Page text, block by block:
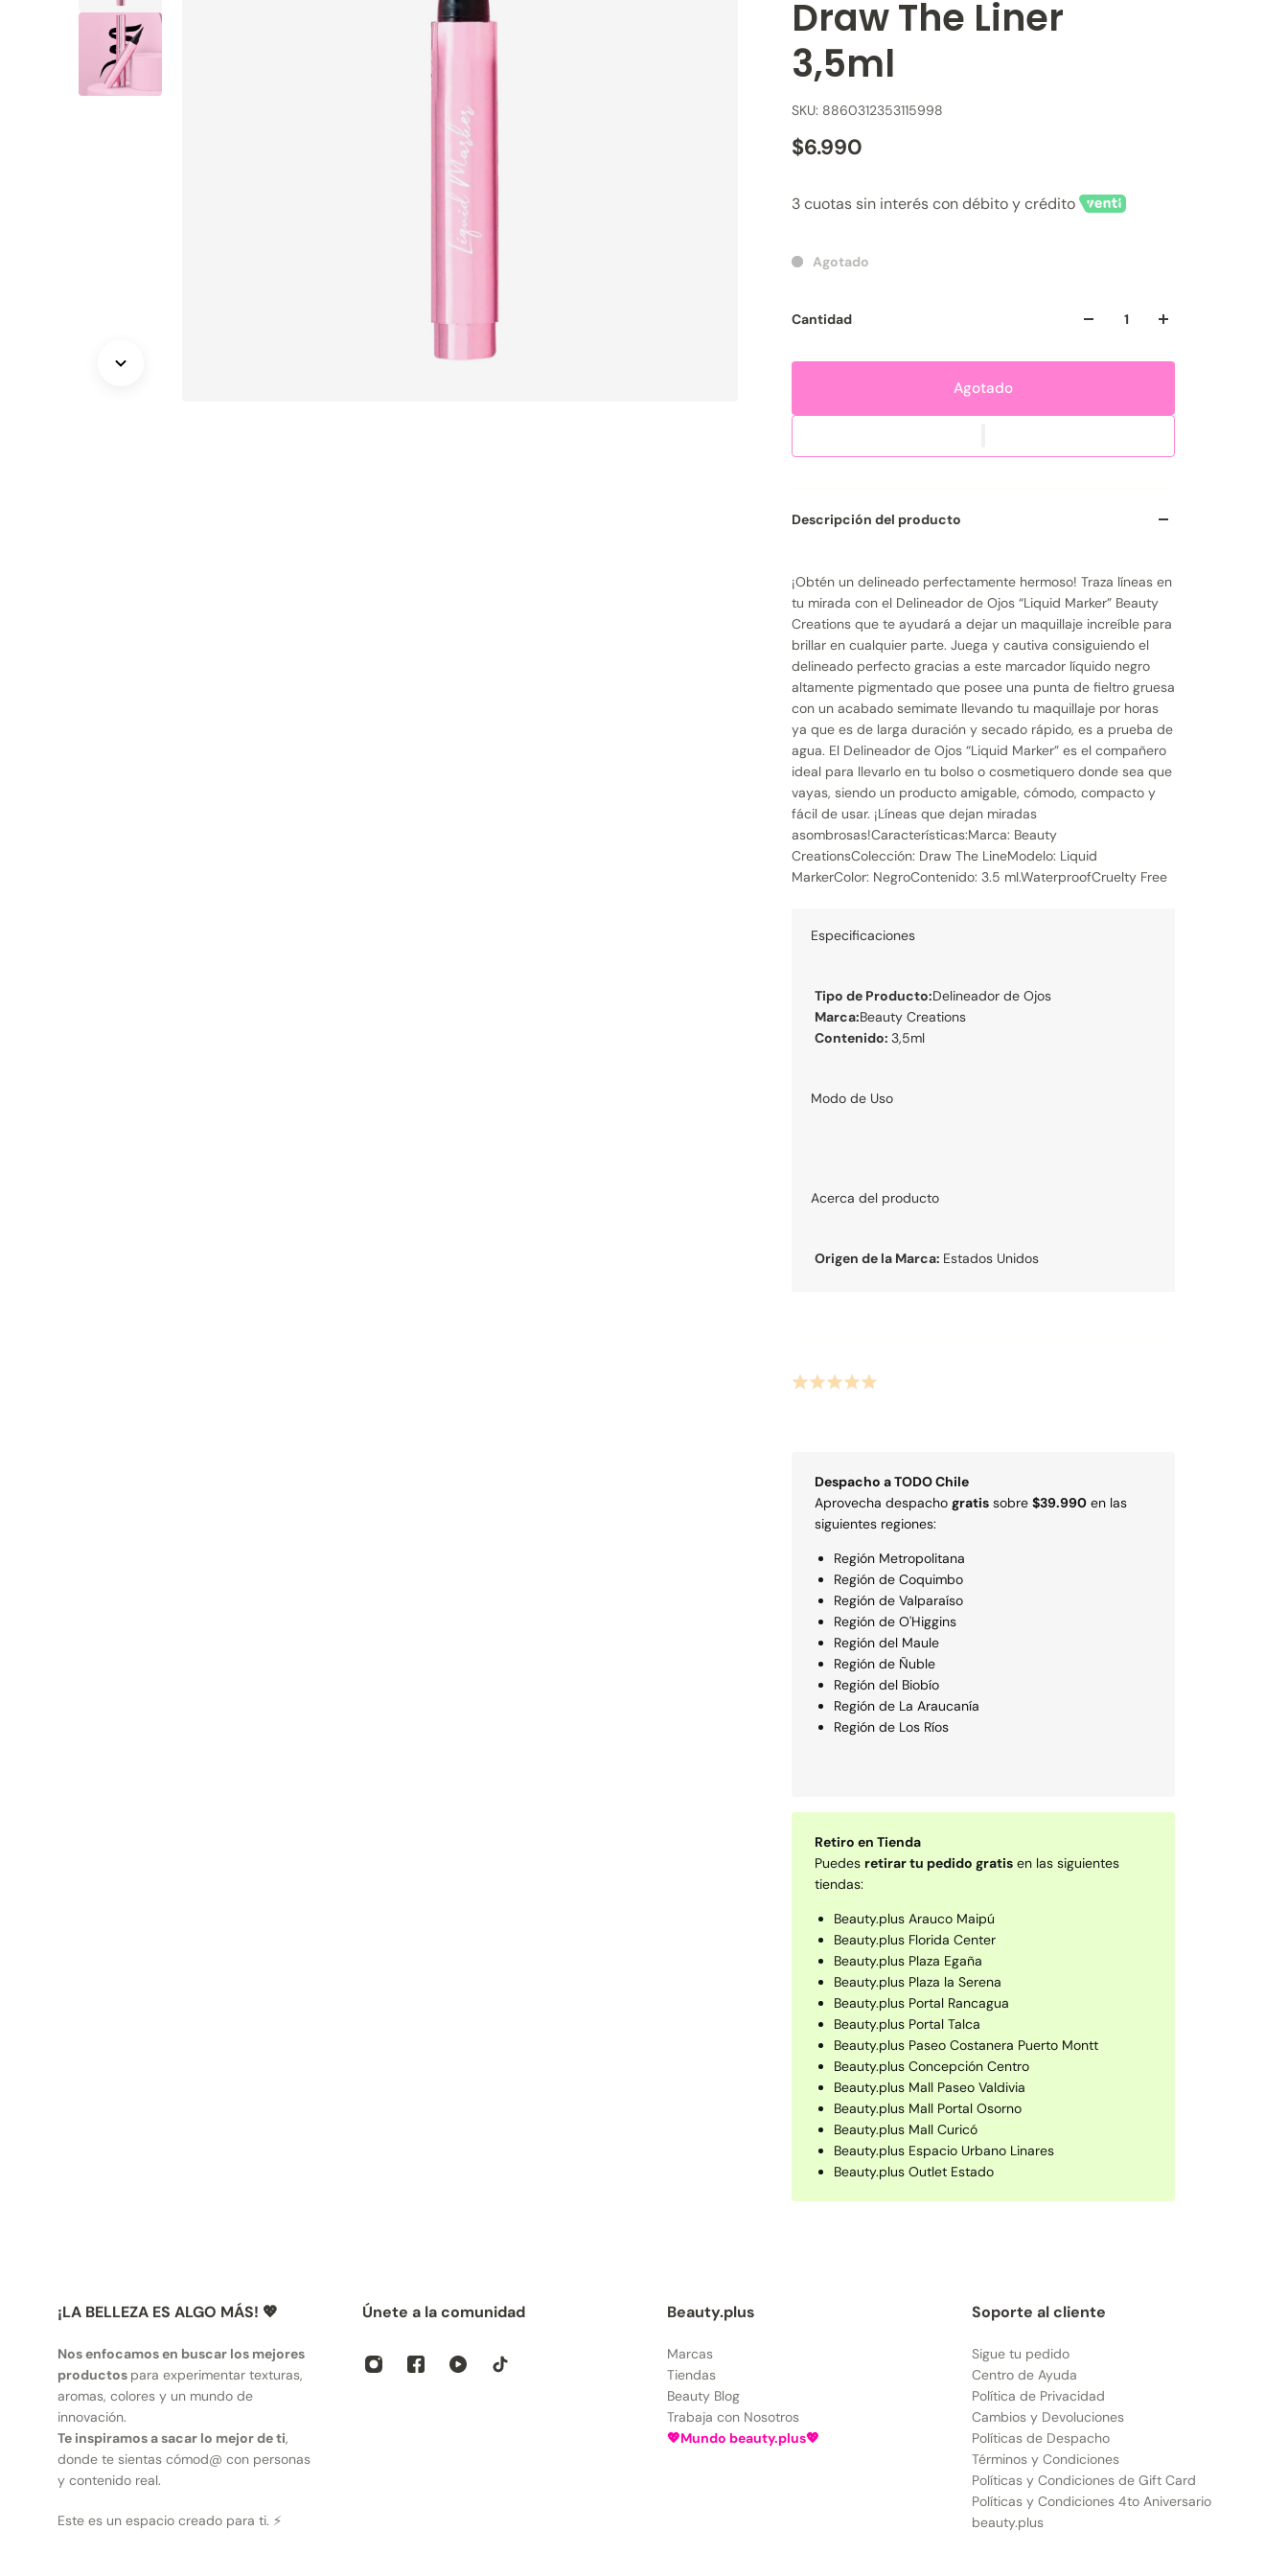
Draw The Liner
3,5ml
SKU: 8860312353115998
$6.990
3 cuotas sin interés con débito y crédito
Agotado
Cantidad
Agotado
Descripción del producto
¡Obtén un delineado perfectamente hermoso! Traza líneas en
tu mirada con el Delineador de Ojos “Liquid Marker” Beauty
Creations que te ayudará a dejar un maquillaje increíble para
brillar en cualquier parte. Juega y cautiva consiguiendo el
delineado perfecto gracias a este marcador líquido negro
altamente pigmentado que posee una punta de fieltro gruesa
con un acabado semimate llevando tu maquillaje por horas
ya que es de larga duración y secado rápido, es a prueba de
agua. El Delineador de Ojos “Liquid Marker” es el compañero
ideal para llevarlo en tu bolso o cosmetiquero donde sea que
vayas, siendo un producto amigable, cómodo, compacto y
fácil de usar. ¡Líneas que dejan miradas
asombrosas!Características:Marca: Beauty
CreationsColección: Draw The LineModelo: Liquid
MarkerColor: NegroContenido: 3.5 ml.WaterproofCruelty Free
Especificaciones
Tipo de Producto:Delineador de Ojos
Marca:Beauty Creations
Contenido:3,5ml
Modo de Uso
Acerca del producto
Origen de la Marca: Estados Unidos
Despacho aTODOChile
Aprovecha despachogratis sobre$39.990 en las
siguientes regiones:
Región Metropolitana
Región de Coquimbo
Región de Valparaí­so
Región de O'Higgins
Región del Maule
Región de Ñuble
Región del Biobío
Región de La Araucaní­a
Región de Los Rí­os
Retiro en Tienda
Puedes retirar tu pedido gratis en las siguientes
tiendas:
Beauty.plus Arauco Maipú
Beauty.plus Florida Center
Beauty.plus Plaza Egaña
Beauty.plus Plaza la Serena
Beauty.plus Portal Rancagua
Beauty.plus Portal Talca
Beauty.plus Paseo Costanera Puerto Montt
Beauty.plus Concepción Centro
Beauty.plus Mall Paseo Valdivia
Beauty.plus Mall Portal Osorno
Beauty.plus Mall Curicó
Beauty.plus Espacio Urbano Linares
Beauty.plus Outlet Estado
¡LA BELLEZA ES ALGO MÁS! 💖
Nos enfocamos en buscar los mejores
productos para experimentar texturas,
aromas, colores y un mundo de
innovación.
Te inspiramos a sacar lo mejor de ti,
donde te sientas cómod@ con personas
y contenido real.
Este es un espacio creado para ti. ⚡
Únete a la comunidad Beauty.plus
Marcas
Tiendas
Beauty Blog
Trabaja con Nosotros
💖Mundo beauty.plus💖
Soporte al cliente
Sigue tu pedido
Centro de Ayuda
Política de Privacidad
Cambios y Devoluciones
Políticas de Despacho
Términos y Condiciones
Políticas y Condiciones de Gift Card
Políticas y Condiciones 4to Aniversario
beauty.plus